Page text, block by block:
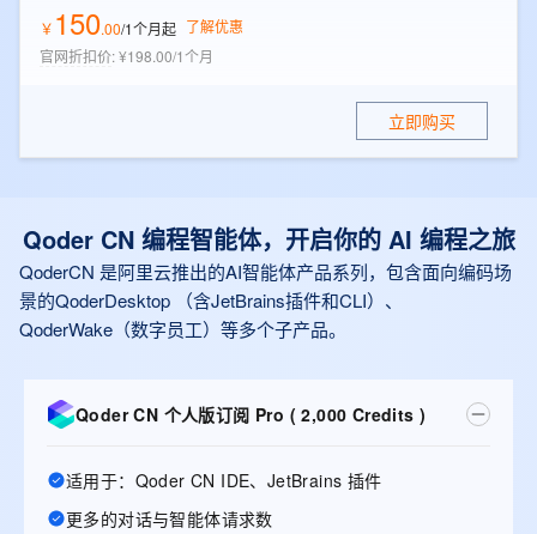
￥ 150.00/1个月起 了解优惠
官网折扣价:¥198.00/1个月
立即购买
Qoder CN 编程智能体，开启你的 AI 编程之旅
QoderCN 是阿里云推出的AI智能体产品系列，包含面向编码场
景的QoderDesktop （含JetBrains插件和CLI）、
QoderWake（数字员工）等多个子产品。
Qoder CN 个人版订阅 Pro ( 2,000 Credits )
适用于：Qoder CN IDE、JetBrains 插件
更多的对话与智能体请求数